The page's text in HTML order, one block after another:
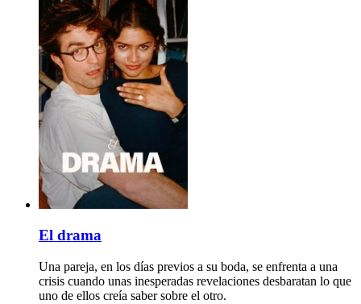
El drama
Una pareja, en los días previos a su boda, se enfrenta a una
crisis cuando unas inesperadas revelaciones desbaratan lo que
uno de ellos creía saber sobre el otro.